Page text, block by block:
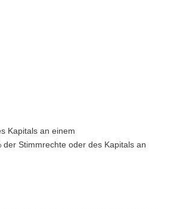
Kapitals an einem
Stimmrechte oder des Kapitals an